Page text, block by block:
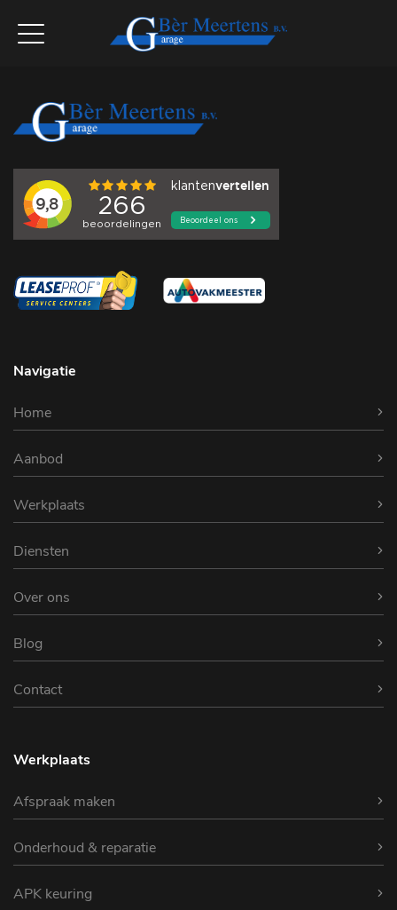
Navigatie
Home
Aanbod
Werkplaats
Diensten
Over ons
Blog
Contact
Werkplaats
Afspraak maken
Onderhoud & reparatie
APK keuring